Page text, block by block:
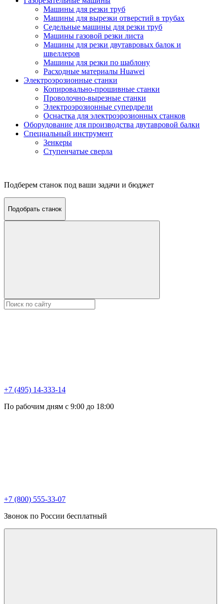
Машины для резки труб
Машины для вырезки отверстий в трубах
Седельные машины для резки труб
Машины газовой резки листа
Машины для резки двутавровых балок и
швеллеров
Машины для резки по шаблону
Расходные материалы Huawei
Электроэрозионные станки
Копировально-прошивные станки
Проволочно-вырезные станки
Электроэрозионные супердрели
Оснастка для электроэрозионных станков
Оборудование для производства двутавровой балки
Специальный инструмент
Зенкеры
Ступенчатые сверла
Подберем станок под ваши задачи и бюджет
Подобрать станок
+7 (495) 14-333-14
По рабочим дням с 9:00 до 18:00
+7 (800) 555-33-07
Звонок по России бесплатный